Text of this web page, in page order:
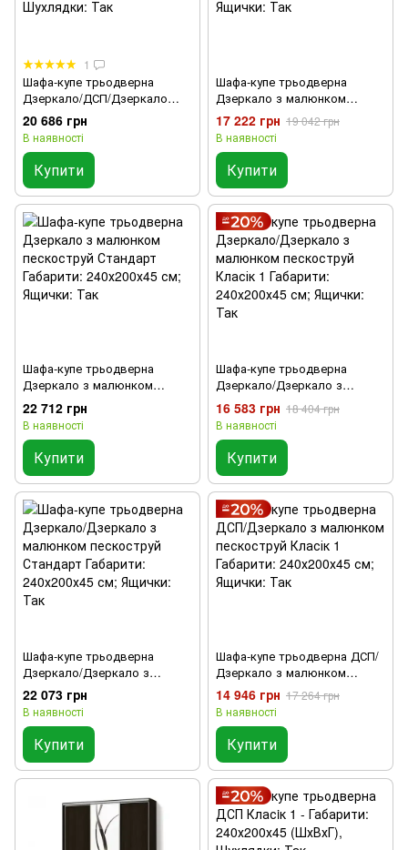
1
Шафа-купе трьодверна
Дзеркало/ДСП/Дзеркало
Стандарт 4 - Габарити:
240х200х45 (ШхВхГ),
Шухлядки: Так
20 686 грн
В наявності
Купити
Шафа-купе трьодверна
Дзеркало з малюнком
пескоструй Класік 1
Габарити: 240х200х45 см;
Ящички: Так
17 222 грн 19 042 грн
В наявності
Купити
Шафа-купе трьодверна
Дзеркало з малюнком
пескоструй Стандарт
Габарити: 240х200х45 см;
Ящички: Так
22 712 грн
В наявності
Купити
Шафа-купе трьодверна
Дзеркало/Дзеркало з
малюнком пескоструй Класік
1 Габарити: 240х200х45 см;
Ящички: Так
16 583 грн 18 404 грн
В наявності
Купити
Шафа-купе трьодверна
Дзеркало/Дзеркало з
малюнком пескоструй
Стандарт Габарити:
240х200х45 см; Ящички: Так
22 073 грн
В наявності
Купити
Шафа-купе трьодверна ДСП/
Дзеркало з малюнком
пескоструй Класік 1
Габарити: 240х200х45 см;
Ящички: Так
14 946 грн 17 264 грн
В наявності
Купити